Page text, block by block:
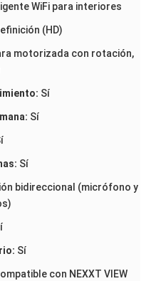
WiFi para interiores
(HD)
motorizada con rotación,
Sí
Sí
Sí
bidireccional (micrófono y
Sí
con NEXXT VIEW